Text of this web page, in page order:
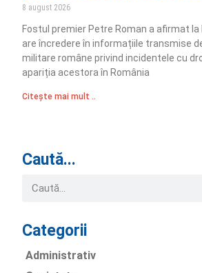
8 august 2026
Fostul premier Petre Roman a afirmat la
are încredere în informațiile transmise
militare române privind incidentele cu
apariția acestora în România
Citește mai mult ..
Caută...
Categorii
Administrativ